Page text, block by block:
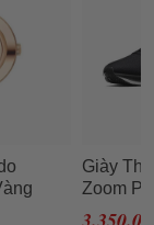
Nữ
Giày
Zoom